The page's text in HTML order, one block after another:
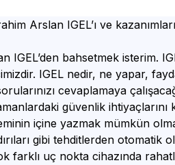
Arslan IGEL’ı ve
bahsetmek isterim.
IGEL nedir, ne yapar,
cevaplamaya
güvenlik
içine yazmak mümkün
gibi tehditlerden otomatik
farklı uç nokta cihazında